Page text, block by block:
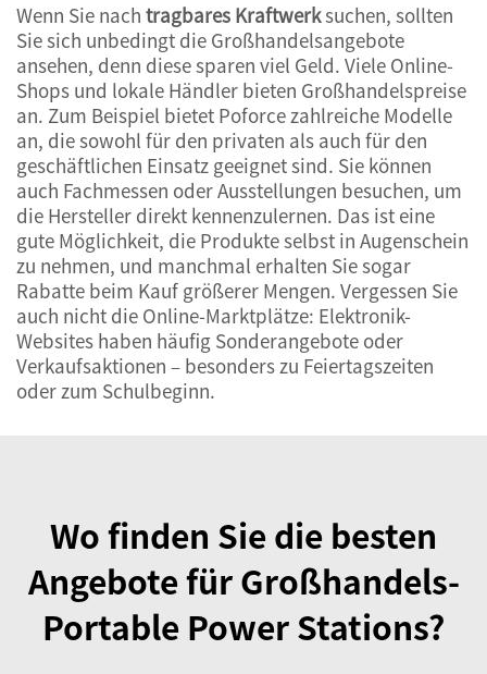
Wenn Sie nach tragbares Kraftwerksuchen, sollten
Sie sich unbedingt die Großhandelsangebote
ansehen, denn diese sparen viel Geld. Viele Online-
Shops und lokale Händler bieten Großhandelspreise
an. Zum Beispiel bietet Poforce zahlreiche Modelle
an, die sowohl für den privaten als auch für den
geschäftlichen Einsatz geeignet sind. Sie können
auch Fachmessen oder Ausstellungen besuchen, um
die Hersteller direkt kennenzulernen. Das ist eine
gute Möglichkeit, die Produkte selbst in Augenschein
zu nehmen, und manchmal erhalten Sie sogar
Rabatte beim Kauf größerer Mengen. Vergessen Sie
auch nicht die Online-Marktplätze: Elektronik-
Websites haben häufig Sonderangebote oder
Verkaufsaktionen – besonders zu Feiertagszeiten
oder zum Schulbeginn.
Wo finden Sie die besten
Angebote für Großhandels-
Portable Power Stations?